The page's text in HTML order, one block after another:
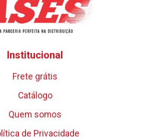
Institucional
Frete grátis
Catálogo
Quem somos
de Privacidade